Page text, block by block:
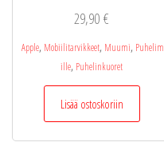
29,90€
Apple, Mobiilitarvikkeet, Muumi, Puhelim
ille, Puhelinkuoret
Lisää ostoskoriin